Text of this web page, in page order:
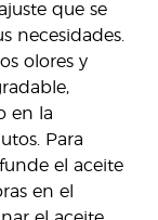
que se
necesidades.
olores y
en la
Para
el aceite
en el